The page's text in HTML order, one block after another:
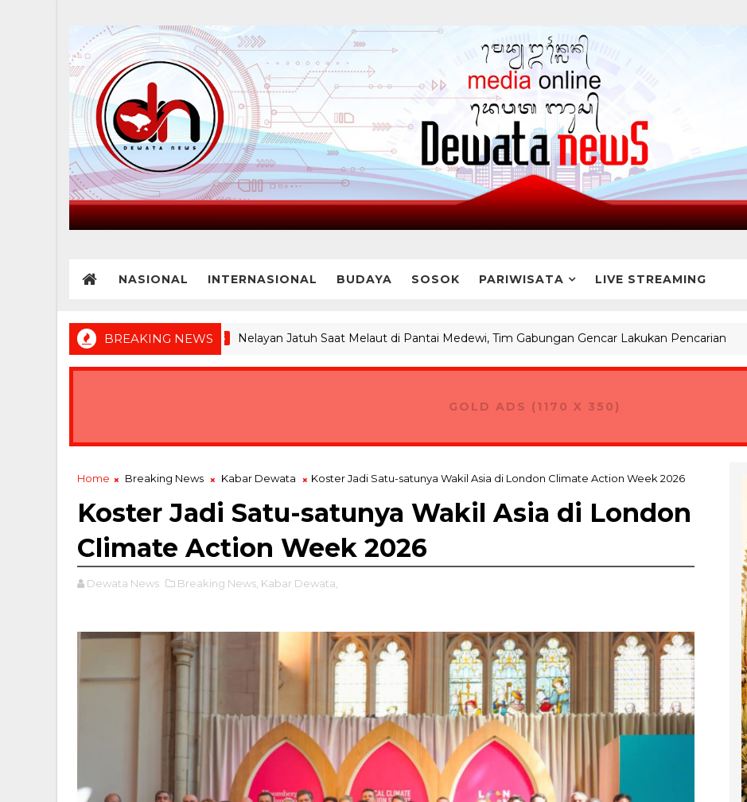
NASIONAL INTERNASIONAL BUDAYA SOSOK PARIWISATA LIVE STREAMING
BREAKING NEWS
BREAKING NEWS Nelayan Jatuh Saat Melaut di Pantai Medewi, Tim Gabungan Gencar Lakukan Pencarian
GOLD ADS (1170 X 350)
Home Breaking News Kabar Dewata Koster Jadi Satu-satunya Wakil Asia di London Climate Action Week 2026
Koster Jadi Satu-satunya Wakil Asia di London
Climate Action Week 2026
Dewata News Breaking News, Kabar Dewata,